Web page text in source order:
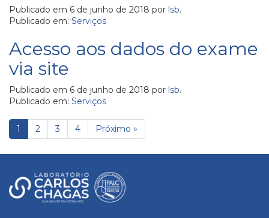
Publicado em 6 de junho de 2018 por lsb.
Publicado em: Serviços
Acesso aos dados do exame
via site
Publicado em 6 de junho de 2018 por lsb.
Publicado em: Serviços
1 2 3 4 Próximo »